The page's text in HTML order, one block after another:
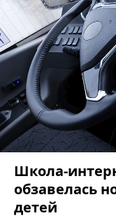
Школа-
обзавелась
детей